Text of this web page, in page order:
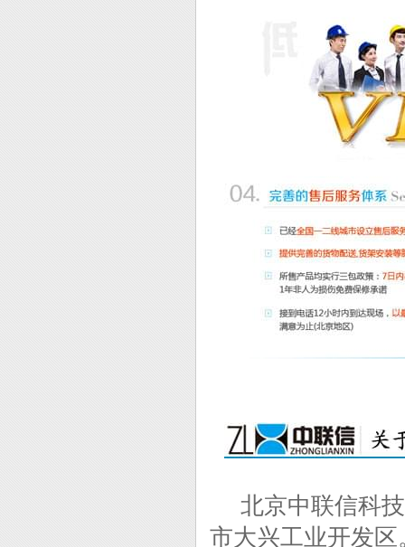
北京中联信科技
市大兴工业开发